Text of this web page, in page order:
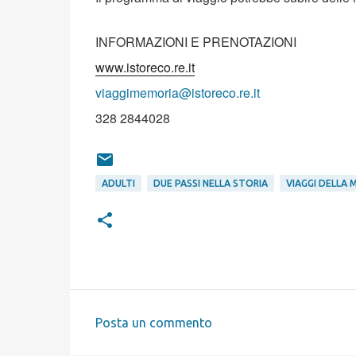
INFORMAZIONI E PRENOTAZIONI
www.istoreco.re.it
viaggimemoria@istoreco.re.it
328 2844028
ADULTI DUE PASSI NELLA STORIA VIAGGI DELLA
Posta un commento